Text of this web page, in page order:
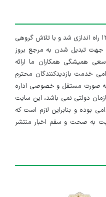
سایت ایران استخدام در تاریخ ۱۳۹۱/۱/۱۰ راه اندازی شد و با تلاش گروهی
جهت تبدیل شدن به مرجع بروز
همیشگی همکاران ما ارائه
خدمت بازدیدکنندگان محترم
صورت مستقل و خصوصی اداره
دولتی نمی باشد، این سایت
بوده و بنابراین لازم است که
به صحت و سقم اخبار منتشر